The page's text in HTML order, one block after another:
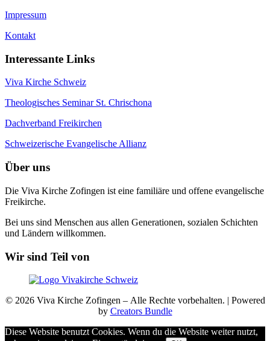
Impressum
Kontakt
Interessante Links
Viva Kirche Schweiz
Theologisches Seminar St. Chrischona
Dachverband Freikirchen
Schweizerische Evangelische Allianz
Über uns
Die Viva Kirche Zofingen ist eine familiäre und offene evangelische
Freikirche.
Bei uns sind Menschen aus allen Generationen, sozialen Schichten
und Ländern willkommen.
Wir sind Teil von
© 2026 Viva Kirche Zofingen – Alle Rechte vorbehalten. | Powered
by Creators Bundle
Diese Website benutzt Cookies. Wenn du die Website weiter nutzt,